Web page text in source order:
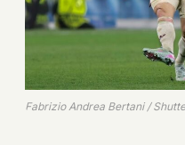
Fabrizio Andrea Bertani /